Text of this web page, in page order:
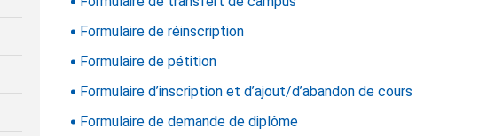
Formulaire de réinscription
Formulaire de pétition
Formulaire d’inscription et d’ajout/d’abandon de cours
Formulaire de demande de diplôme